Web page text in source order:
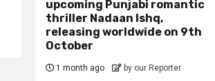
upcoming Punjabi romantic
thriller Nadaan Ishq,
releasing worldwide on 9th
October
1 month ago by our Reporter